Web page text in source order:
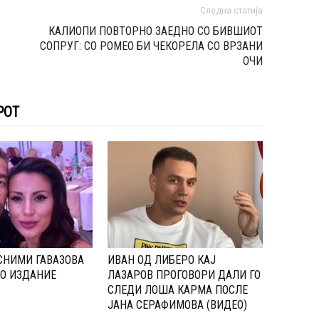
Следна статија
КАЛИОПИ ПОВТОРНО ЗАЕДНО СО БИВШИОТ
СОПРУГ: СО РОМЕО БИ ЧЕКОРЕЛА СО ВРЗАНИ
ОЧИ
ГАВАЗОВА
ИЗДАНИЕ
ИВАН ОД ЛИБЕРО КАЈ
ЛАЗАРОВ ПРОГОВОРИ ДАЛИ ГО
СЛЕДИ ЛОША КАРМА ПОСЛЕ
ЈАНА СЕРАФИМОВА (ВИДЕО)